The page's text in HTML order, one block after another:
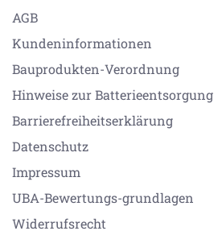
AGB
Kundeninformationen
Bauprodukten-Verordnung
Hinweise zur Batterieentsorgung
Barrierefreiheitserklärung
Datenschutz
Impressum
UBA-Bewertungs-grundlagen
Widerrufsrecht